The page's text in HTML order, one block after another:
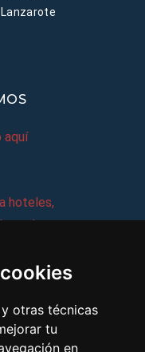
otras técnicas
tu
en
aquí
hoteles,